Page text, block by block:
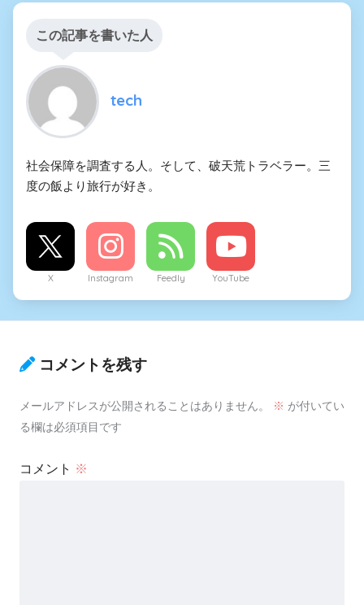
この記事を書いた人
tech
社会保障を調査する人。そして、破天荒トラベラー。三
度の飯より旅行が好き。
X Instagram Feedly YouTube
コメントを残す
メールアドレスが公開されることはありません。 ※ が付いてい
る欄は必須項目です
コメント ※